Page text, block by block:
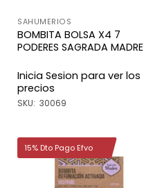
SAHUMERIOS
BOMBITA BOLSA X4 7
PODERES SAGRADA MADRE
Inicia Sesion para ver los
precios
SKU: 30069
15% Dto Pago Efvo